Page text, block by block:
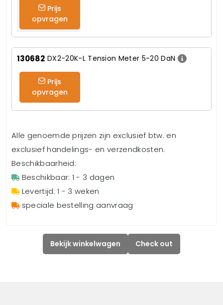
Prijs
opvragen
130682 DX2-20K-L Tension Meter 5-20 DaN
Prijs
opvragen
Alle genoemde prijzen zijn exclusief btw. en
exclusief handelings- en verzendkosten.
Beschikbaarheid:
Beschikbaar: 1 - 3 dagen
Levertijd: 1 - 3 weken
speciale bestelling aanvraag
Bekijk winkelwagen Check out